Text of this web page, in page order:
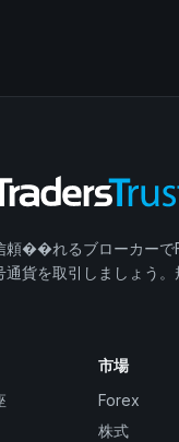
頼��れるブローカーで
通貨を取引しましょう。
市場
Forex
株式